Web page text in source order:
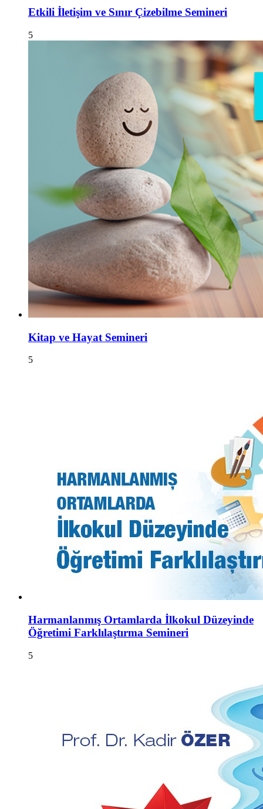
Etkili İletişim ve Sınır Çizebilme Semineri
5
Kitap ve Hayat Semineri
5
Harmanlanmış Ortamlarda İlkokul Düzeyinde
Öğretimi Farklılaştırma Semineri
5